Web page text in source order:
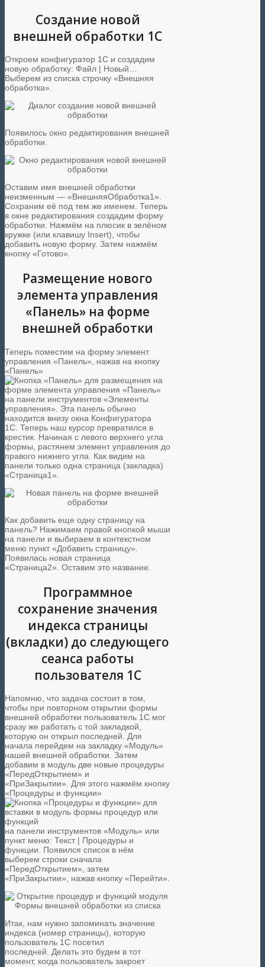
Создание новой
внешней обработки 1С
Откроем конфигуратор 1С и создадим
новую обработку: Файл | Новый…
Выберем из списка строчку «Внешняя
обработка».
Появилось окно редактирования внешней
обработки.
Оставим имя внешней обработки
неизменным — «ВнешняяОбработка1».
Сохраним её под тем же именем. Теперь
в окне редактирования создадим форму
обработки. Нажмём на плюсик в зелёном
кружке (или клавишу Insert), чтобы
добавить новую форму. Затем нажмём
кнопку «Готово».
Размещение нового
элемента управления
«Панель» на форме
внешней обработки
Теперь поместим на форму элемент
управления «Панель», нажав на кнопку
«Панель»
на панели инструментов «Элементы
управления». Эта панель обычно
находится внизу окна Конфигуратора
1С. Теперь наш курсор превратился в
крестик. Начиная с левого верхнего угла
формы, растянем элемент управления до
правого нижнего угла. Как видим на
панели только одна страница (закладка)
«Страница1».
Как добавить еще одну страницу на
панель? Нажимаем правой кнопкой мыши
на панели и выбираем в контекстном
меню пункт «Добавить страницу».
Появилась новая страница
«Страница2». Оставим это название.
Программное
сохранение значения
индекса страницы
(вкладки) до следующего
сеанса работы
пользователя 1С
Напомню, что задача состоит в том,
чтобы при повторном открытии формы
внешней обработки пользователь 1С мог
сразу же работать с той закладкой,
которую он открыл последней. Для
начала перейдем на закладку «Модуль»
нашей внешней обработки. Затем
добавим в модуль две новые процедуры
«ПередОткрытием» и
«ПриЗакрытии». Для этого нажмём кнопку
«Процедуры и функции»
на панели инструментов «Модуль» или
пункт меню: Текст | Процедуры и
функции. Появился список в нём
выберем строки сначала
«ПередОткрытием», затем
«ПриЗакрытии», нажав кнопку «Перейти».
Итак, нам нужно запоминать значение
индекса (номер страницы), которую
пользователь 1С посетил
последней. Делать это будем в тот
момент, когда пользователь закроет